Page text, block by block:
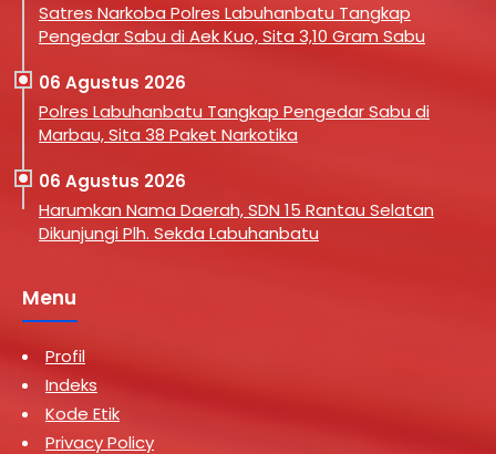
Satres Narkoba Polres Labuhanbatu Tangkap
Pengedar Sabu di Aek Kuo, Sita 3,10 Gram Sabu
06 Agustus 2026
Polres Labuhanbatu Tangkap Pengedar Sabu di
Marbau, Sita 38 Paket Narkotika
06 Agustus 2026
Harumkan Nama Daerah, SDN 15 Rantau Selatan
Dikunjungi Plh. Sekda Labuhanbatu
Menu
Profil
Indeks
Kode Etik
Privacy Policy